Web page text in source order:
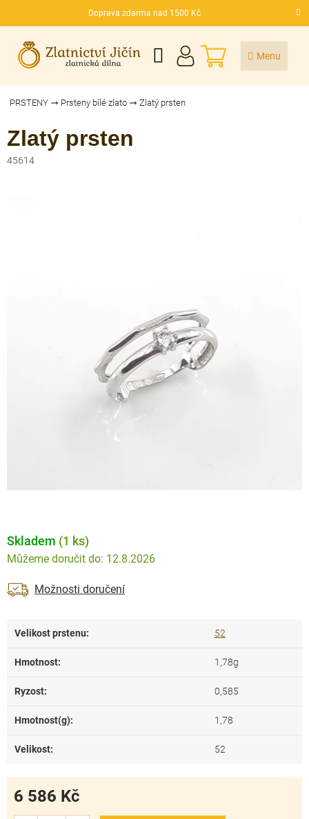
Doprava zdarma nad 1500 Kč
CZK
NÁKUPNÍ
KOŠÍK
PRSTENY Prsteny bílé zlato Zlatý prsten
Zlatý prsten
45614
Skladem (1 ks)
12.8.2026
Možnosti doručení
6 586 Kč
Velikost prstenu: 52
Hmotnost: 1,78g
Ryzost: 0,585
Hmotnost(g): 1,78
Velikost: 52